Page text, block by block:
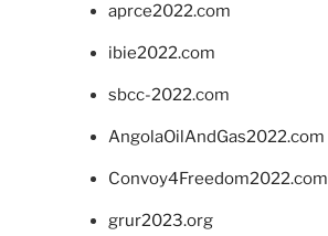
aprce2022.com
ibie2022.com
sbcc-2022.com
AngolaOilAndGas2022.com
Convoy4Freedom2022.com
grur2023.org